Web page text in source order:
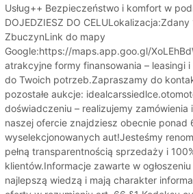
Usług++ Bezpieczeństwo i komfort w
DOJEDZIESZ DO
ZbuczynLink do mapy
Google:https://maps.app.goo.gl/
atrakcyjne formy finansowania – leasingi
do Twoich potrzeb.Zapraszamy do
pozostałe aukcje:
doświadczeniu – realizujemy zamówienia
naszej ofercie znajdziesz obecnie ponad
wyselekcjonowanych aut!Jesteśmy
pełną transparentnością sprzedaży i
klientów.Informacje zawarte w
najlepszą wiedzą i mają charakter